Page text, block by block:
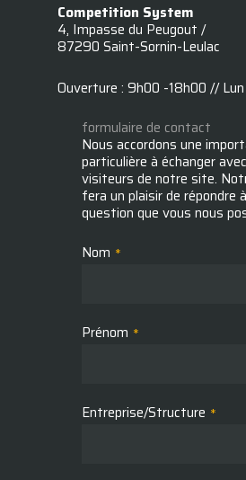
Competition System
4, Impasse du Peugout /
87290 Saint-Sornin-Leulac
Ouverture : 9h00 -18h00 // Lun
formulaire de contact
Nous accordons une
particulière à échanger
visiteurs de notre site.
fera un plaisir de répondre
question que vous nous
Nom *
Prénom *
Entreprise/Structure *